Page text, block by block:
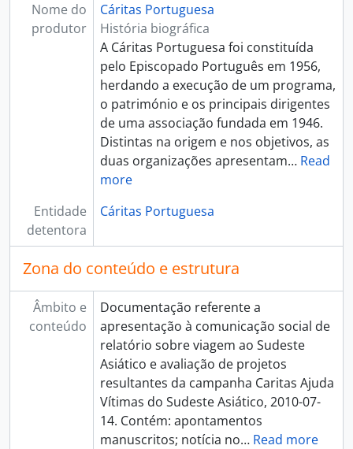
Nome do
produtor
Cáritas Portuguesa
História biográfica
A Cáritas Portuguesa foi constituída
pelo Episcopado Português em 1956,
herdando a execução de um programa,
o património e os principais dirigentes
de uma associação fundada em 1946.
Distintas na origem e nos objetivos, as
duas organizações apresentam… Read
more
Entidade
detentora
Cáritas Portuguesa
Zona do conteúdo e estrutura
Âmbito e
conteúdo
Documentação referente a
apresentação à comunicação social de
relatório sobre viagem ao Sudeste
Asiático e avaliação de projetos
resultantes da campanha Caritas Ajuda
Vítimas do Sudeste Asiático, 2010-07-
14. Contém: apontamentos
manuscritos; notícia no… Read more